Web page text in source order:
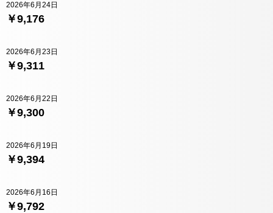
￥9,176
2026年6月24日
￥9,311
2026年6月23日
￥9,300
2026年6月22日
￥9,394
2026年6月19日
￥9,792
2026年6月16日